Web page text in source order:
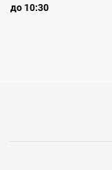
до 10:30